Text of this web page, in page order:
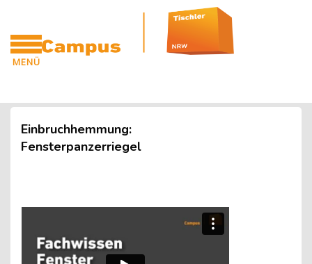
MENÜ
Zum Hauptinhalt
Blöcke
Blöcke
Einbruchhemmung:
Fensterpanzerriegel